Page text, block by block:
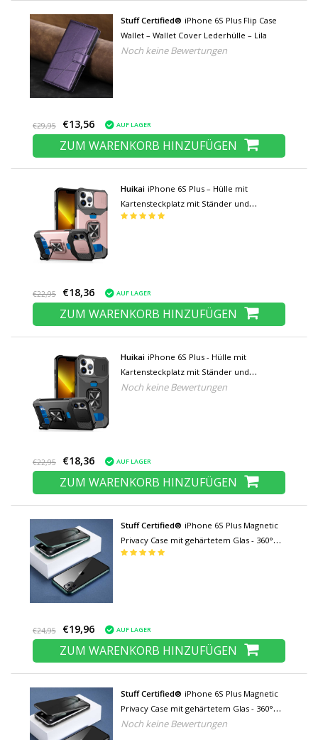
Stuff Certified® iPhone 6S Plus Flip Case
Wallet – Wallet Cover Lederhülle – Lila
Noch keine Bewertungen
€29,95 €13,56 AUF LAGER
ZUM WARENKORB HINZUFÜGEN
Huikai iPhone 6S Plus – Hülle mit
Kartensteckplatz mit Ständer und
Kameraschieber – Griffbuchse,
€22,95 €18,36 AUF LAGER
ZUM WARENKORB HINZUFÜGEN
Huikai iPhone 6S Plus - Hülle mit
Kartensteckplatz mit Ständer und
Kameraschieber - Griffbuchse
Noch keine Bewertungen
€22,95 €18,36 AUF LAGER
ZUM WARENKORB HINZUFÜGEN
Stuff Certified® iPhone 6S Plus Magnetic
Privacy Case mit gehärtetem Glas - 360°
Ganzkörper-Schutzhülle + Displayschutz
€24,95 €19,96 AUF LAGER
ZUM WARENKORB HINZUFÜGEN
Stuff Certified® iPhone 6S Plus Magnetic
Privacy Case mit gehärtetem Glas - 360°
Ganzkörper-Schutzhülle +
Noch keine Bewertungen